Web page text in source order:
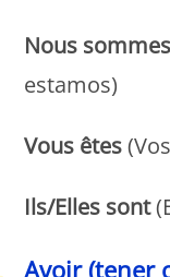
Nous sommes
estamos)
Vous êtes
Ils/Elles sont
Avoir (tener